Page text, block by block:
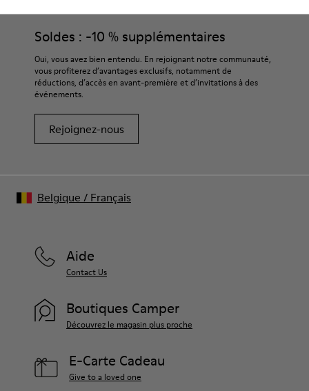
Soldes : -10 % supplémentaires
Oui, vous avez bien entendu. En rejoignant notre communauté,
vous profiterez d’avantages exclusifs, notamment de
réductions, d’accès en avant-première et d’invitations à des
événements.
Rejoignez-nous
Aide
Contact Us
Boutiques Camper
Découvrez le magasin plus proche
E-Carte Cadeau
Give to a loved one
Belgique / Français